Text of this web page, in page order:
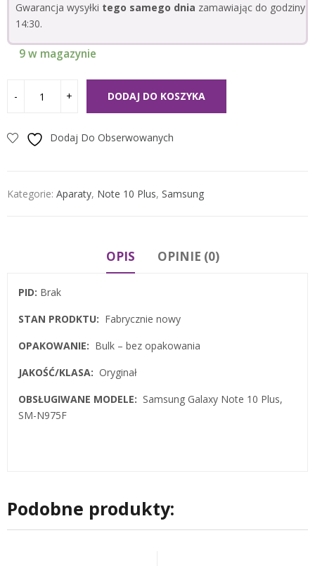
Gwarancja wysyłki tego samego dnia zamawiając do godziny
14:30.
9 w magazynie
DODAJ DO KOSZYKA
Dodaj Do Obserwowanych
Kategorie: Aparaty, Note 10 Plus, Samsung
OPIS OPINIE (0)
PID: Brak
STAN PRODKTU: Fabrycznie nowy
OPAKOWANIE: Bulk – bez opakowania
JAKOŚĆ/KLASA: Oryginał
OBSŁUGIWANE MODELE: Samsung Galaxy Note 10 Plus,
SM-N975F
Podobne produkty: